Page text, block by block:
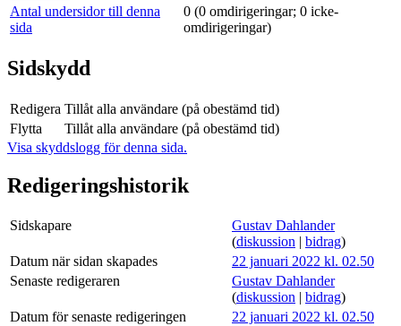
Antal undersidor till denna
sida
0 (0 omdirigeringar; 0 icke-
omdirigeringar)
Sidskydd
Redigera Tillåt alla användare (på obestämd tid)
Flytta
Tillåt alla användare (på obestämd tid)
Visa skyddslogg för denna sida.
Redigeringshistorik
Sidskapare
Gustav Dahlander
(diskussion | bidrag)
Datum när sidan skapades
22 januari 2022 kl. 02.50
Senaste redigeraren
Gustav Dahlander
(diskussion | bidrag)
Datum för senaste redigeringen
22 januari 2022 kl. 02.50